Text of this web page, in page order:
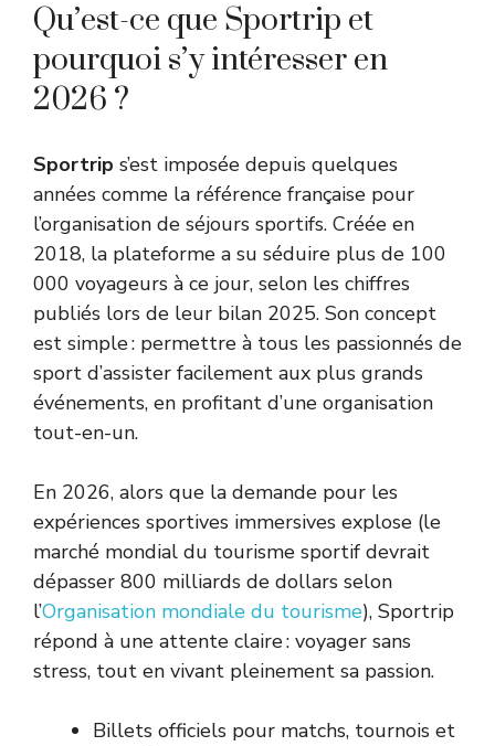
Qu’est-ce que Sportrip et
pourquoi s’y intéresser en
2026 ?
Sportrip s’est imposée depuis quelques
années comme la référence française pour
l’organisation de séjours sportifs. Créée en
2018, la plateforme a su séduire plus de 100
000 voyageurs à ce jour, selon les chiffres
publiés lors de leur bilan 2025. Son concept
est simple : permettre à tous les passionnés de
sport d’assister facilement aux plus grands
événements, en profitant d’une organisation
tout-en-un.
En 2026, alors que la demande pour les
expériences sportives immersives explose (le
marché mondial du tourisme sportif devrait
dépasser 800 milliards de dollars selon
l’Organisation mondiale du tourisme), Sportrip
répond à une attente claire : voyager sans
stress, tout en vivant pleinement sa passion.
Billets officiels pour matchs, tournois et